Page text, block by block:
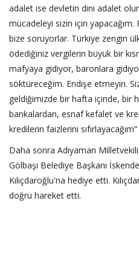
adalet ise devletin dini adalet
mücadeleyi sizin için yapacağım.
bize soruyorlar. Türkiye zengin
ödediğiniz vergilerin büyük bir
mafyaya gidiyor, baronlara
söktüreceğim. Endişe etmeyin.
geldiğimizde bir hafta içinde, bir
bankalardan, esnaf kefalet ve
kredilerin faizlerini
Daha sonra Adıyaman
Gölbaşı Belediye Başkanı
Kılıçdaroğlu'na hediye etti.
doğru hareket etti.